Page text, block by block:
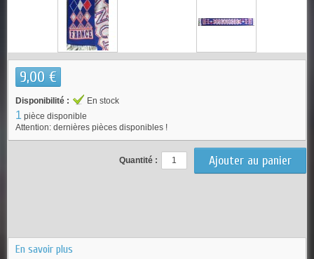
9,00 €
Disponibilité : En stock
1 pièce disponible
Attention: dernières pièces disponibles !
Quantité :
En savoir plus